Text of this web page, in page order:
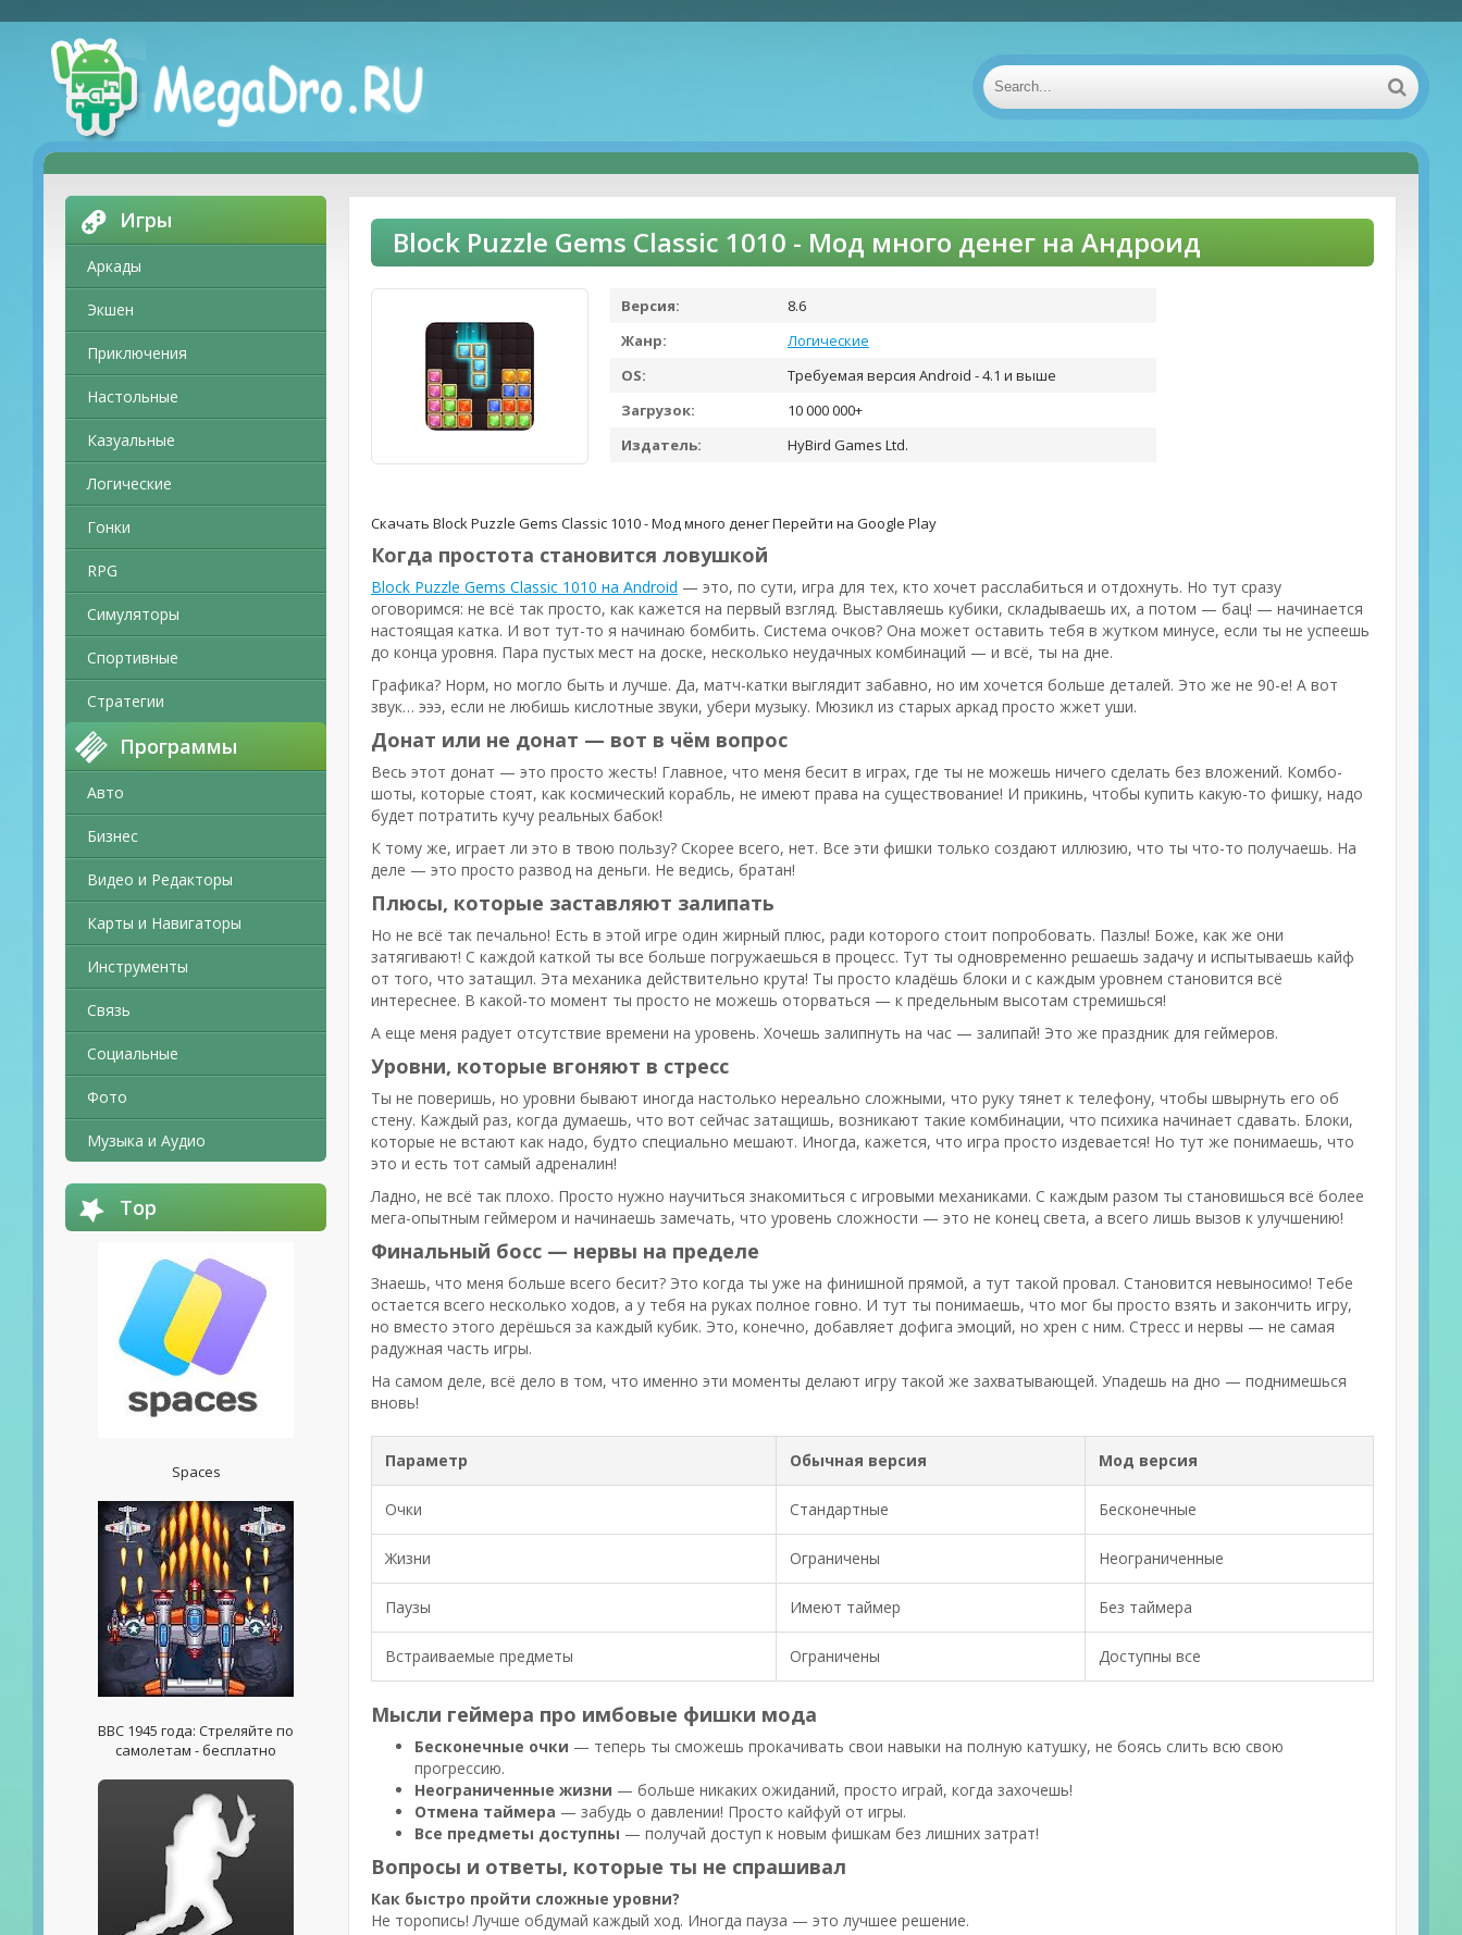
Игры
Аркады
Экшен
Приключения
Настольные
Казуальные
Логические
Гонки
RPG
Симуляторы
Спортивные
Стратегии
Программы
Авто
Бизнес
Видео и Редакторы
Карты и Навигаторы
Инструменты
Связь
Социальные
Фото
Музыка и Аудио
Top
Spaces
ВВС 1945 года: Стреляйте по
самолетам - бесплатно
Block Puzzle Gems Classic 1010 - Мод много денег на Андроид
Версия:
8.6
Жанр:
Логические
OS:
Требуемая версия Android - 4.1 и выше
Загрузок:
10 000 000+
Издатель:
HyBird Games Ltd.
Скачать Block Puzzle Gems Classic 1010 - Мод много денегПерейти на Google Play
Когда простота становится ловушкой
Block Puzzle Gems Classic 1010 на Android — это, по сути, игра для тех, кто хочет расслабиться и отдохнуть. Но тут сразу
оговоримся: не всё так просто, как кажется на первый взгляд. Выставляешь кубики, складываешь их, а потом — бац! — начинается
настоящая катка. И вот тут-то я начинаю бомбить. Система очков? Она может оставить тебя в жутком минусе, если ты не успеешь
до конца уровня. Пара пустых мест на доске, несколько неудачных комбинаций — и всё, ты на дне.
Графика? Норм, но могло быть и лучше. Да, матч-катки выглядит забавно, но им хочется больше деталей. Это же не 90-е! А вот
звук… эээ, если не любишь кислотные звуки, убери музыку. Мюзикл из старых аркад просто жжет уши.
Донат или не донат — вот в чём вопрос
Весь этот донат — это просто жесть! Главное, что меня бесит в играх, где ты не можешь ничего сделать без вложений. Комбо-
шоты, которые стоят, как космический корабль, не имеют права на существование! И прикинь, чтобы купить какую-то фишку, надо
будет потратить кучу реальных бабок!
К тому же, играет ли это в твою пользу? Скорее всего, нет. Все эти фишки только создают иллюзию, что ты что-то получаешь. На
деле — это просто развод на деньги. Не ведись, братан!
Плюсы, которые заставляют залипать
Но не всё так печально! Есть в этой игре один жирный плюс, ради которого стоит попробовать. Пазлы! Боже, как же они
затягивают! С каждой каткой ты все больше погружаешься в процесс. Тут ты одновременно решаешь задачу и испытываешь кайф
от того, что затащил. Эта механика действительно крута! Ты просто кладёшь блоки и с каждым уровнем становится всё
интереснее. В какой-то момент ты просто не можешь оторваться — к предельным высотам стремишься!
А еще меня радует отсутствие времени на уровень. Хочешь залипнуть на час — залипай! Это же праздник для геймеров.
Уровни, которые вгоняют в стресс
Ты не поверишь, но уровни бывают иногда настолько нереально сложными, что руку тянет к телефону, чтобы швырнуть его об
стену. Каждый раз, когда думаешь, что вот сейчас затащишь, возникают такие комбинации, что психика начинает сдавать. Блоки,
которые не встают как надо, будто специально мешают. Иногда, кажется, что игра просто издевается! Но тут же понимаешь, что
это и есть тот самый адреналин!
Ладно, не всё так плохо. Просто нужно научиться знакомиться с игровыми механиками. С каждым разом ты становишься всё более
мега-опытным геймером и начинаешь замечать, что уровень сложности — это не конец света, а всего лишь вызов к улучшению!
Финальный босс — нервы на пределе
Знаешь, что меня больше всего бесит? Это когда ты уже на финишной прямой, а тут такой провал. Становится невыносимо! Тебе
остается всего несколько ходов, а у тебя на руках полное говно. И тут ты понимаешь, что мог бы просто взять и закончить игру,
но вместо этого дерёшься за каждый кубик. Это, конечно, добавляет дофига эмоций, но хрен с ним. Стресс и нервы — не самая
радужная часть игры.
На самом деле, всё дело в том, что именно эти моменты делают игру такой же захватывающей. Упадешь на дно — поднимешься
вновь!
Параметр Обычная версия Мод версия
Очки Стандартные Бесконечные
Жизни Ограничены Неограниченные
Паузы Имеют таймер Без таймера
Встраиваемые предметы Ограничены Доступны все
Мысли геймера про имбовые фишки мода
Бесконечные очки — теперь ты сможешь прокачивать свои навыки на полную катушку, не боясь слить всю свою
прогрессию.
Неограниченные жизни — больше никаких ожиданий, просто играй, когда захочешь!
Отмена таймера — забудь о давлении! Просто кайфуй от игры.
Все предметы доступны — получай доступ к новым фишкам без лишних затрат!
Вопросы и ответы, которые ты не спрашивал
Как быстро пройти сложные уровни?
Не торопись! Лучше обдумай каждый ход. Иногда пауза — это лучшее решение.